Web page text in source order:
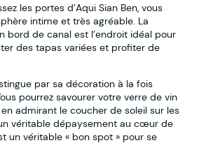
les portes d’Aqui Sian Ben, vous
intime et très agréable. La
bord de canal est l’endroit idéal pour
des tapas variées et profiter de
par sa décoration à la fois
pourrez savourer votre verre de vin
admirant le coucher de soleil sur les
véritable dépaysement au cœur de
un véritable « bon spot » pour se